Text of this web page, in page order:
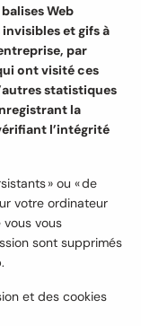
Web
et gifs à
par
ont visité ces
statistiques
la
l’intégrité
» ou « de
votre ordinateur
vous
sont supprimés
et des cookies